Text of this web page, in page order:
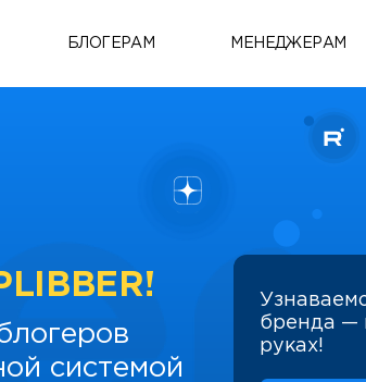
БЛОГЕРАМ МЕНЕДЖЕРАМ
системой
бренда —
руках!